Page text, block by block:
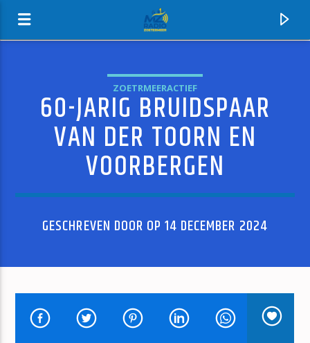
MZ-RADIO
HUIDIG NUMMER
VOOR DE WEKKER WAKKER
ERIK VAN VLIET
ZOETRMEERACTIEF
60-JARIG BRUIDSPAAR
VAN DER TOORN EN
VOORBERGEN
GESCHREVEN DOOR OP 14 DECEMBER 2024